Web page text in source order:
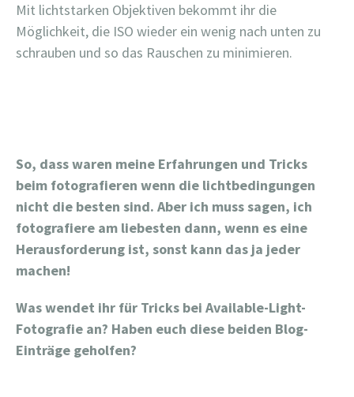
Mit lichtstarken Objektiven bekommt ihr die
Möglichkeit, die ISO wieder ein wenig nach unten zu
schrauben und so das Rauschen zu minimieren.
So, dass waren meine Erfahrungen und Tricks
beim fotografieren wenn die lichtbedingungen
nicht die besten sind. Aber ich muss sagen, ich
fotografiere am liebesten dann, wenn es eine
Herausforderung ist, sonst kann das ja jeder
machen!
Was wendet ihr für Tricks bei Available-Light-
Fotografie an? Haben euch diese beiden Blog-
Einträge geholfen?